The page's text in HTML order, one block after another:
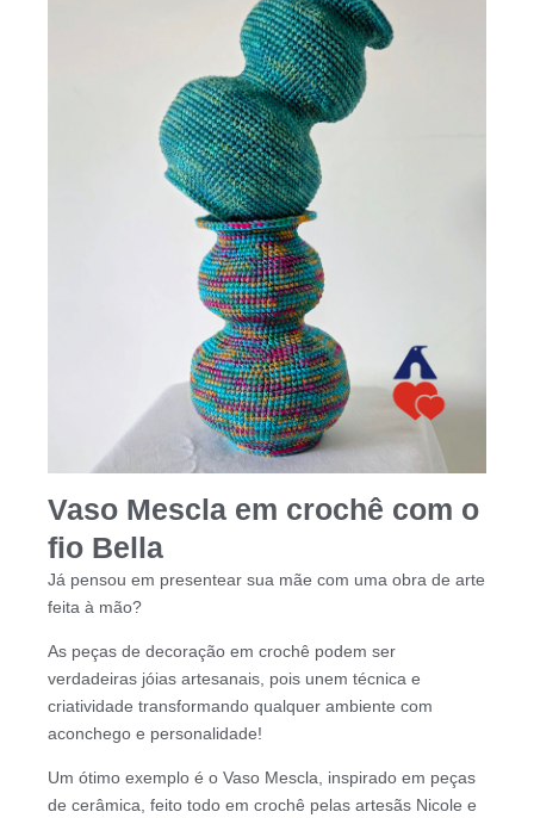
Vaso Mescla em crochê com o
fio Bella
Já pensou em presentear sua mãe com uma obra de arte
feita à mão?
As peças de decoração em crochê podem ser
verdadeiras jóias artesanais, pois unem técnica e
criatividade transformando qualquer ambiente com
aconchego e personalidade!
Um ótimo exemplo é o Vaso Mescla, inspirado em peças
de cerâmica, feito todo em crochê pelas artesãs Nicole e